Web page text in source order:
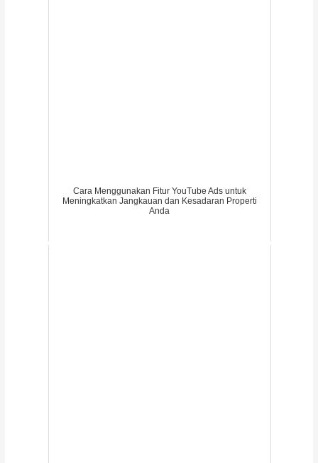
Cara Menggunakan Fitur YouTube Ads untuk
Meningkatkan Jangkauan dan Kesadaran Properti
Anda